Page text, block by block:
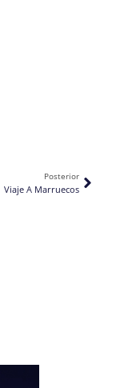
Posterior
Viaje A Marruecos